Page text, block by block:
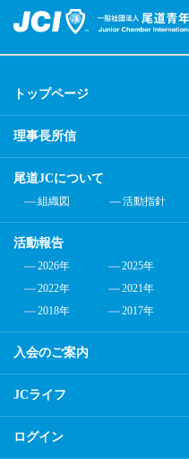
トップページ
理事長所信
尾道JCについて
組織図 活動指針
活動報告
2026年 2025年
2022年
2021年
2018年
2017年
入会のご案内
JCライフ
ログイン